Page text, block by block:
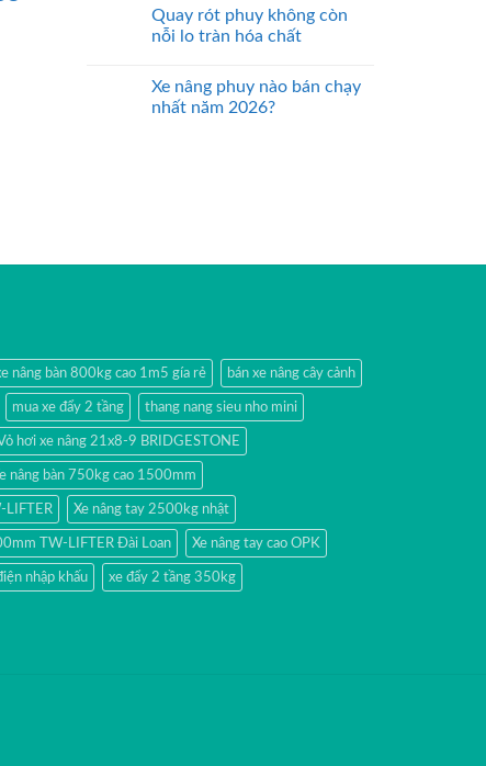
Quay rót phuy không còn
nỗi lo tràn hóa chất
Xe nâng phuy nào bán chạy
nhất năm 2026?
nâng bàn 800kg cao 1m5 gía rẻ bán xe nâng cây cảnh
mua xe đẩy 2 tầng thang nang sieu nho mini
hơi xe nâng 21x8-9 BRIDGESTONE
nâng bàn 750kg cao 1500mm
LIFTER Xe nâng tay 2500kg nhật
TW-LIFTER Đài Loan Xe nâng tay cao OPK
nhập khấu xe đẩy 2 tầng 350kg